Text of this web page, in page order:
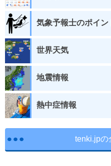
気象予報士のポイン
世界天気
地震情報
熱中症情報
tenki.jpの